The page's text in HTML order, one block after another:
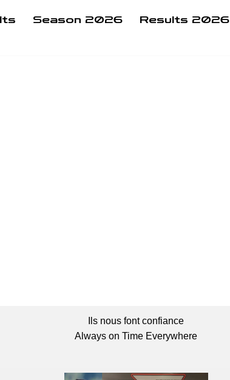
Season 2026 Results 2026
Ils nous font confiance
Always on Time Everywhere